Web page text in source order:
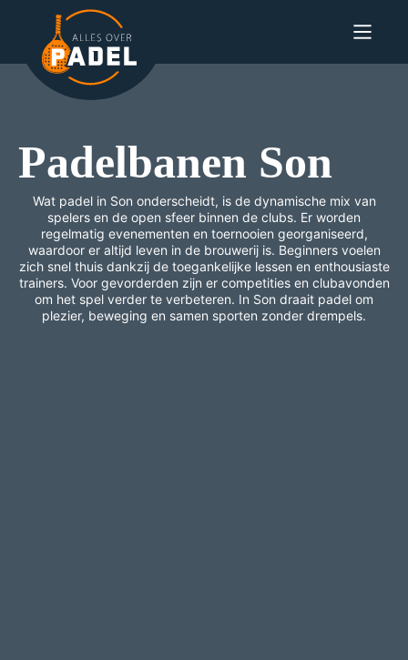
Padelbanen Son
Wat padel in Son onderscheidt, is de dynamische mix van
spelers en de open sfeer binnen de clubs. Er worden
regelmatig evenementen en toernooien georganiseerd,
waardoor er altijd leven in de brouwerij is. Beginners voelen
zich snel thuis dankzij de toegankelijke lessen en enthousiaste
trainers. Voor gevorderden zijn er competities en clubavonden
om het spel verder te verbeteren. In Son draait padel om
plezier, beweging en samen sporten zonder drempels.